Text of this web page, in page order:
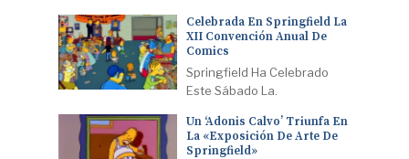
Celebrada En Springfield La
XII Convención Anual De
Comics
Springfield Ha Celebrado
Este Sábado La.
Un ‘Adonis Calvo’ Triunfa En
La «Exposición De Arte De
Springfield»